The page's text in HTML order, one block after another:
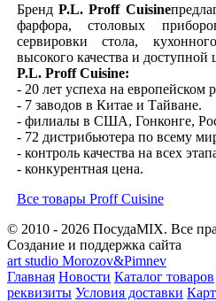
БрендP.L. Proff Cuisine
фарфора, столовых
сервировки стола,
высокого качества и
P.L. Proff Cuisine:
- 20 лет успеха на европейском
- 7 заводов в Китае и Тайване.
- филиалы в США, Гонконге,
- 72 дистрибьютера по всему
- контроль качества на всех
- конкурентная цена.
Все товары Proff Cuisine
© 2010 - 2026 ПосудаMIX. Все
Создание и поддержка сайта
art studio Morozov&Pimnev
Главная Новости Каталог товаров
реквизиты Условия доставки